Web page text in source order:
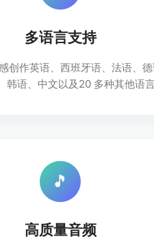
多语言支持
创作英语、西班牙语、法语、德
韩语、中文以及20 多种其他语言
🎵
高质量音频